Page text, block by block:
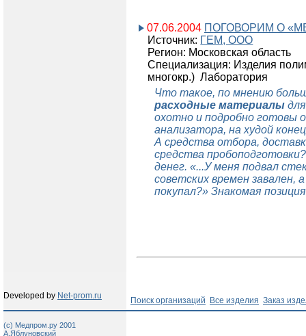
07.06.2004 ПОГОВОРИМ О
Источник: ГЕМ, ООО
Регион: Московская область
Специализация: Изделия
многокр.) Лаборатория
Что такое, по мнению
расходные материалы
охотно и подробно готовы
анализатора, на худой
А средства отбора,
средства
денег. «...У меня подвал
советских времен
покупал?» Знакомая
Developed by Net-prom.ru Поиск организаций Все изделия Заказ
(c) Медпром.ру 2001
А.Яблуновский